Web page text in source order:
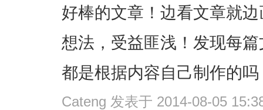
好棒的文章！边看文章就
想法，受益匪浅！发现每
都是根据内容自己制作的吗
Cateng 发表于 2014-08-05